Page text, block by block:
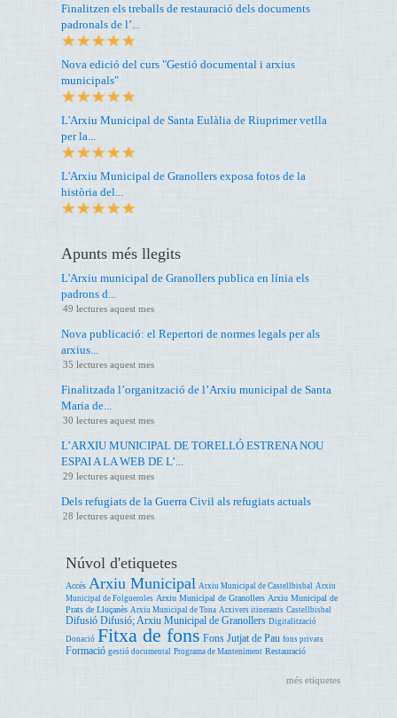
Finalitzen els treballs de restauració dels documents
padronals de l’...
Nova edició del curs "Gestió documental i arxius
municipals"
L'Arxiu Municipal de Santa Eulàlia de Riuprimer vetlla
per la...
L'Arxiu Municipal de Granollers exposa fotos de la
història del...
Apunts més llegits
L'Arxiu municipal de Granollers publica en línia els
padrons d...
49 lectures aquest mes
Nova publicació: el Repertori de normes legals per als
arxius...
35 lectures aquest mes
Finalitzada l’organització de l’Arxiu municipal de Santa
Maria de...
30 lectures aquest mes
L’ARXIU MUNICIPAL DE TORELLÓ ESTRENA NOU
ESPAI A LA WEB DE L’...
29 lectures aquest mes
Dels refugiats de la Guerra Civil als refugiats actuals
28 lectures aquest mes
Núvol d'etiquetes
Accés Arxiu Municipal Arxiu Municipal de Castellbisbal Arxiu
Municipal de Folgueroles Arxiu Municipal de Granollers Arxiu Municipal de
Prats de Lluçanès Arxiu Municipal de Tona Arxivers itinerants Castellbisbal
Difusió Difusió; Arxiu Municipal de Granollers Digitalització
Donació Fitxa de fons Fons Jutjat de Pau fons privats
Formació gestió documental Programa de Manteniment Restauració
més etiquetes